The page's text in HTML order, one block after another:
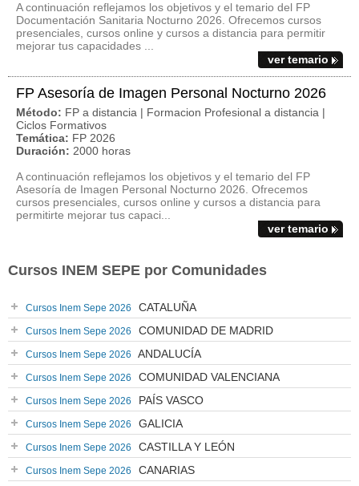
A continuación reflejamos los objetivos y el temario del FP
Documentación Sanitaria Nocturno 2026. Ofrecemos cursos
presenciales, cursos online y cursos a distancia para permitir
mejorar tus capacidades ...
ver temario
FP Asesoría de Imagen Personal Nocturno 2026
Método: FP a distancia | Formacion Profesional a distancia |
Ciclos Formativos
Temática: FP 2026
Duración: 2000 horas
A continuación reflejamos los objetivos y el temario del FP
Asesoría de Imagen Personal Nocturno 2026. Ofrecemos
cursos presenciales, cursos online y cursos a distancia para
permitirte mejorar tus capaci...
ver temario
Cursos INEM SEPE por Comunidades
Cursos Inem Sepe 2026 CATALUÑA
Cursos Inem Sepe 2026 COMUNIDAD DE MADRID
Cursos Inem Sepe 2026 ANDALUCÍA
Cursos Inem Sepe 2026 COMUNIDAD VALENCIANA
Cursos Inem Sepe 2026 PAÍS VASCO
Cursos Inem Sepe 2026 GALICIA
Cursos Inem Sepe 2026 CASTILLA Y LEÓN
Cursos Inem Sepe 2026 CANARIAS